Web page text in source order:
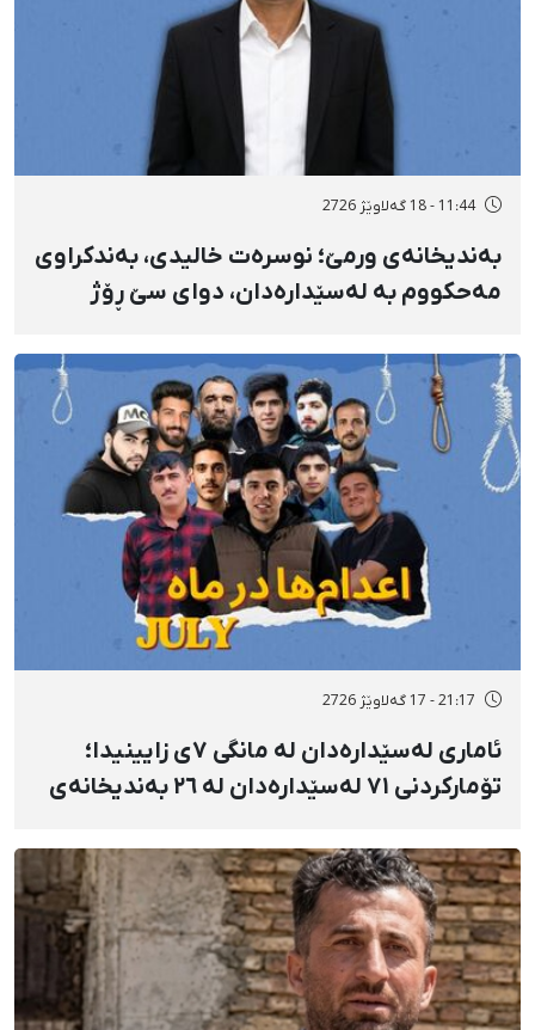
11:44 - 18 گەلاوێژ 2726
بەندیخانەی ورمێ؛ نوسرەت خالیدی، بەندکراوی
مەحکووم بە لەسێدارەدان، دوای سێ ڕۆژ
نەخۆشخانە گیانی لەدەست دا
21:17 - 17 گەلاوێژ 2726
ئاماری لەسێدارەدان لە مانگی ٧ی زایینیدا؛
تۆمارکردنی ٧١ لەسێدارەدان لە ٢٦ بەندیخانەی
شوێنی نادیار و لەبەر چاوی خەڵکەوە